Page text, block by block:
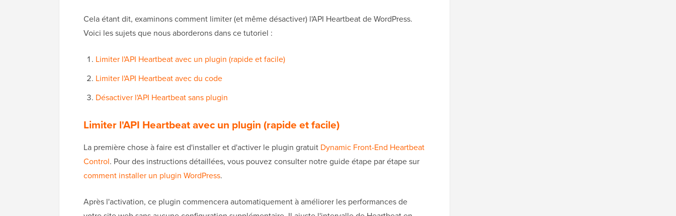
Cela étant dit, examinons comment limiter (et même désactiver) l'API Heartbeat de WordPress.
Voici les sujets que nous aborderons dans ce tutoriel :
Limiter l'API Heartbeat avec un plugin (rapide et facile)
Limiter l'API Heartbeat avec du code
Désactiver l'API Heartbeat sans plugin
Limiter l'API Heartbeat avec un plugin (rapide et facile)
La première chose à faire est d'installer et d'activer le plugin gratuit Dynamic Front-End Heartbeat
Control. Pour des instructions détaillées, vous pouvez consulter notre guide étape par étape sur
comment installer un plugin WordPress.
Après l'activation, ce plugin commencera automatiquement à améliorer les performances de